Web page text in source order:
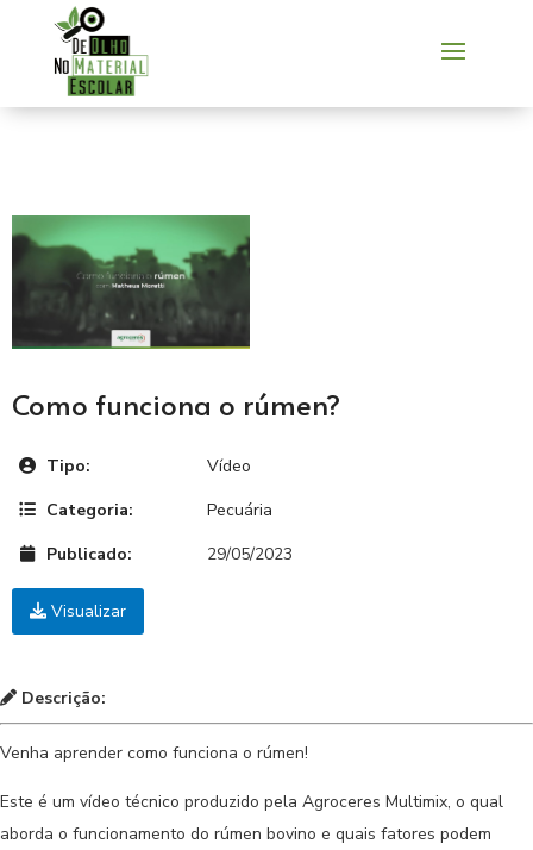
Como funciona o rúmen?
Tipo:
Vídeo
Categoria:
Pecuária
Publicado:
29/05/2023
Visualizar
Descrição:
Venha aprender como funciona o rúmen!
Este é um vídeo técnico produzido pela Agroceres Multimix, o qual
aborda o funcionamento do rúmen bovino e quais fatores podem